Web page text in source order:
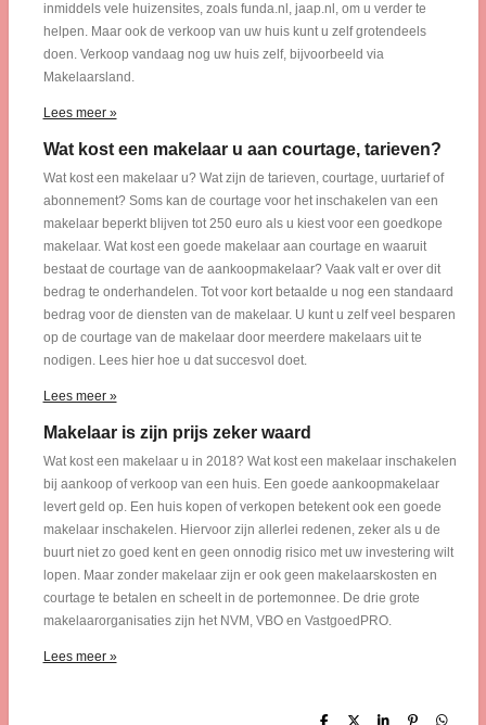
inmiddels vele huizensites, zoals funda.nl, jaap.nl, om u verder te
helpen. Maar ook de verkoop van uw huis kunt u zelf grotendeels
doen. Verkoop vandaag nog uw huis zelf, bijvoorbeeld via
Makelaarsland.
Lees meer »
Wat kost een makelaar u aan courtage, tarieven?
Wat kost een makelaar u? Wat zijn de tarieven, courtage, uurtarief of
abonnement? Soms kan de courtage voor het inschakelen van een
makelaar beperkt blijven tot 250 euro als u kiest voor een goedkope
makelaar. Wat kost een goede makelaar aan courtage en waaruit
bestaat de courtage van de aankoopmakelaar? Vaak valt er over dit
bedrag te onderhandelen. Tot voor kort betaalde u nog een standaard
bedrag voor de diensten van de makelaar. U kunt u zelf veel besparen
op de courtage van de makelaar door meerdere makelaars uit te
nodigen. Lees hier hoe u dat succesvol doet.
Lees meer »
Makelaar is zijn prijs zeker waard
Wat kost een makelaar u in 2018? Wat kost een makelaar inschakelen
bij aankoop of verkoop van een huis. Een goede aankoopmakelaar
levert geld op. Een huis kopen of verkopen betekent ook een goede
makelaar inschakelen. Hiervoor zijn allerlei redenen, zeker als u de
buurt niet zo goed kent en geen onnodig risico met uw investering wilt
lopen. Maar zonder makelaar zijn er ook geen makelaarskosten en
courtage te betalen en scheelt in de portemonnee. De drie grote
makelaarorganisaties zijn het NVM, VBO en VastgoedPRO.
Lees meer »